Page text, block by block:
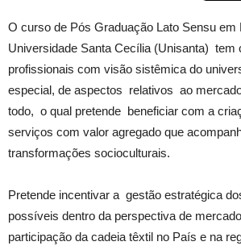
O curso de Pós Graduação Lato Sensu em
Universidade Santa Cecília (Unisanta)
profissionais com visão sistêmica do
especial, de aspectos relativos ao
todo, o qual pretende beneficiar com a
serviços com valor agregado que
transformações socioculturais.
Pretende incentivar a gestão estratégica
possíveis dentro da perspectiva de
participação da cadeia têxtil no País e na